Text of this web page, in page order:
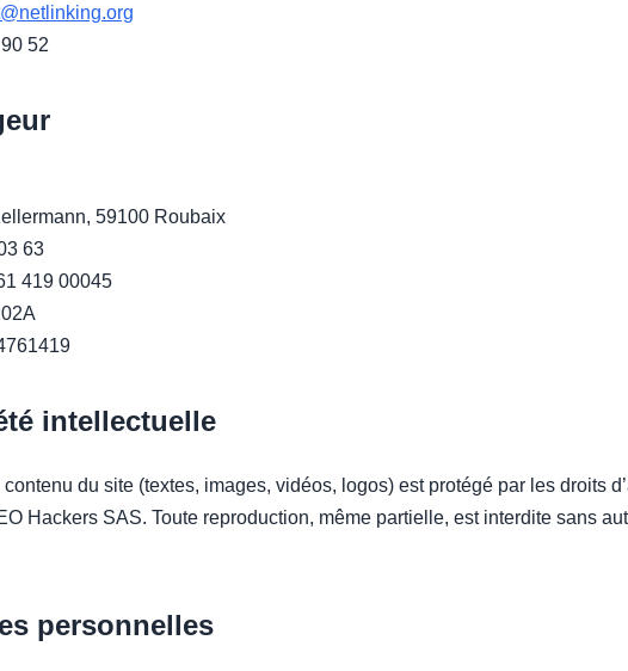
52
59100 Roubaix
63
419 00045
intellectuelle
contenu du site (textes, images, vidéos, logos) est protégé par les droits
Hackers SAS. Toute reproduction, même partielle, est interdite sans
personnelles